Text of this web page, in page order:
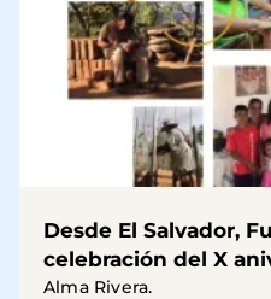
Desde El Salvador,
celebración del X
Alma Rivera.